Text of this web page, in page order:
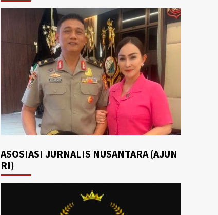
ASOSIASI JURNALIS NUSANTARA (AJUN
RI)